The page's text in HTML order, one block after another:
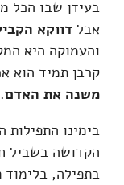
בעידן שבו הכל
אבל דווקא
והעמוקה היא
קרבן תמיד הוא
משנה את האדם.
בימינו התפילות
הקדושה בשביל
בתפילה,